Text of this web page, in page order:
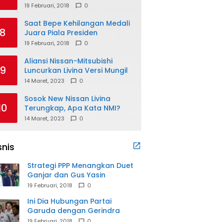
19 Februari, 2018 0
Saat Bepe Kehilangan Medali
Juara Piala Presiden
19 Februari, 2018 0
Aliansi Nissan-Mitsubishi
Luncurkan Livina Versi Mungil
14 Maret, 2023 0
Sosok New Nissan Livina
Terungkap, Apa Kata NMI?
14 Maret, 2023 0
Strategi PPP Menangkan Duet
Ganjar dan Gus Yasin
19 Februari, 2018 0
Ini Dia Hubungan Partai
Garuda dengan Gerindra